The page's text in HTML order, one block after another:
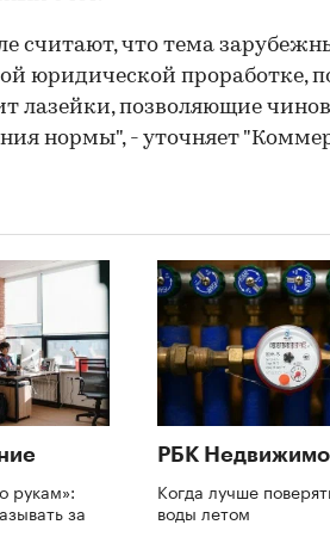
считают, что тема
юридической проработке,
лазейки, позволяющие
нормы", - уточняет
рукам»:
за
РБК
Когда лучше
воды летом